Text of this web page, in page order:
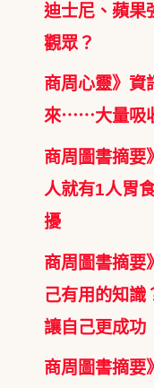
迪士尼、蘋果
觀眾？
商周心靈》資
來⋯⋯大量吸
商周圖書摘要
人就有1人胃
擾
商周圖書摘要
己有用的知識
讓自己更成功
商周圖書摘要